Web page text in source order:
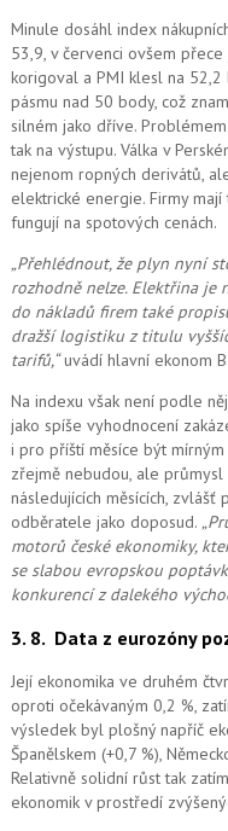
Minule dosáhl index
53,9, v červenci ovšem
korigoval a PMI klesl na
pásmu nad 50 body, což
silném jako dříve.
tak na výstupu. Válka v
nejenom ropných derivátů,
elektrické energie. Firmy
fungují na spotových cenách.
„Přehlédnout, že plyn nyní
rozhodně nelze. Elektřina je
do nákladů firem také
dražší logistiku z titulu
tarifů,“uvádí hlavní ekonom
Na indexu však není podle
jako spíše vyhodnocení
i pro příští měsíce být
zřejmě nebudou, ale
následujících měsících,
odběratele jako doposud.
motorů české ekonomiky,
se slabou evropskou
konkurencí z dalekého
3. 8. Data z eurozóny
Její ekonomika ve druhém
oproti očekávaným 0,2 %,
výsledek byl plošný napříč
Španělskem (+0,7 %),
Relativně solidní růst tak
ekonomik v prostředí